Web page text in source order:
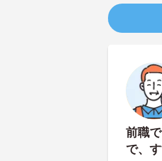
前職
で、